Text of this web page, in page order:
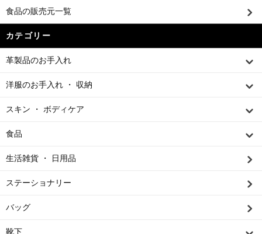
食品の販売元一覧
カテゴリー
革製品のお手入れ
洋服のお手入れ ・ 収納
スキン ・ ボディケア
食品
生活雑貨 ・ 日用品
ステーショナリー
バッグ
靴下